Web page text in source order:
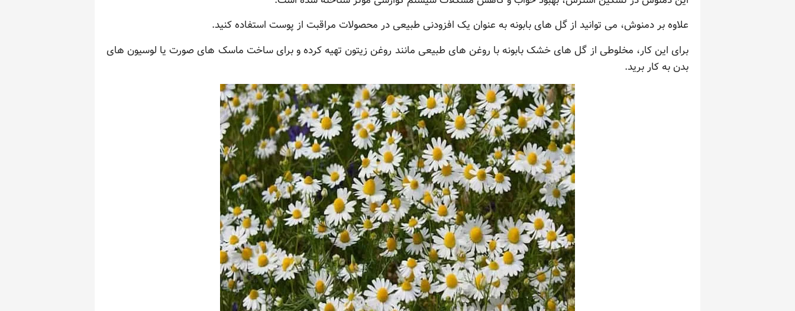
علاوه بر دمنوش، می توانید از گل های بابونه به عنوان یک افزودنی طبیعی در محصولات مراقبت از پوست استفاده کنید.
برای این کار، مخلوطی از گل های خشک بابونه با روغن های طبیعی مانند روغن زیتون تهیه کرده و برای ساخت ماسک های صورت یا لوسیون های
بدن به کار برید.